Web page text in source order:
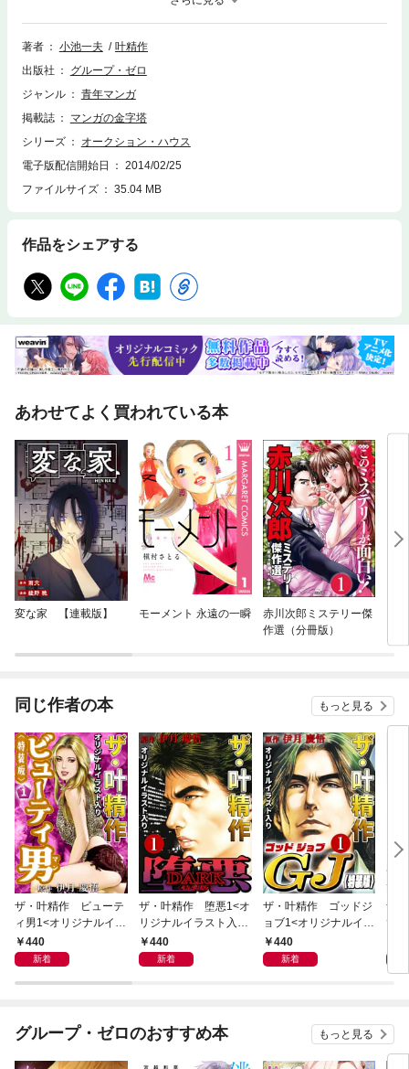
う。ヒトラーは柳宗厳の能力を認めその遺伝子を欲しがる。そして娘と柳
宗厳との間の子を得るため強制的に結婚させようとする。柳宗厳はそこで
「本物」の「聖骸布」の入った柩を目の当たりにした。真の聖骸布がこの
か！？収録作「レンブラント企業体12～14」ほか「踊る聖骸布1～2」
「シェイクスピアの時計1」の全6話を収録。
著者 小池一夫
叶精作
出版社
グループ・ゼロ
ジャンル
青年マンガ
掲載誌
マンガの金字塔
シリーズ
オークション・ハウス
電子版配信開始日
2014/02/25
ファイルサイズ
35.04 MB
作品をシェアする
あわせてよく買われている本
変な家 【連載版】 モーメント 永遠の一瞬
赤川次郎ミステリー傑
作選（分冊版）
同じ作者の本 もっと見る
ザ・叶精作 ビューテ
ィ男1<オリジナルイラ
スト入り特装版>
440
新着
ザ・叶精作 堕悪1<オ
リジナルイラスト入り
特装版>
440
新着
ザ・叶精作 ゴッドジ
ョブ1<オリジナルイラ
スト入り特装版>
440
新着
ザ
て
グループ・ゼロのおすすめ本 もっと見る